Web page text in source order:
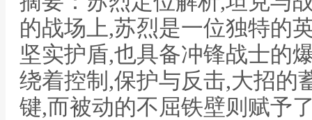
的战场上,苏烈是一位独特的
坚实护盾,也具备冲锋战士的
绕着控制,保护与反击,大招的
键,而被动的不屈铁壁则赋予